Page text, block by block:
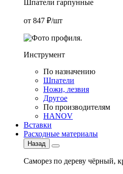
Шпатели гарпунные
от 847 ₽/шт
Инструмент
По назначению
Шпатели
Ножи, лезвия
Другое
По производителям
HANOV
Вставки
Расходные материалы
Назад
Саморез по дереву чёрный,